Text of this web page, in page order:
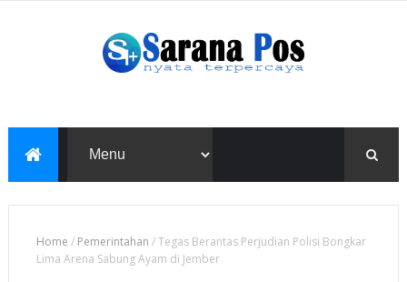
Home / Pemerintahan /Tegas Berantas Perjudian Polisi Bongkar
Lima Arena Sabung Ayam di Jember